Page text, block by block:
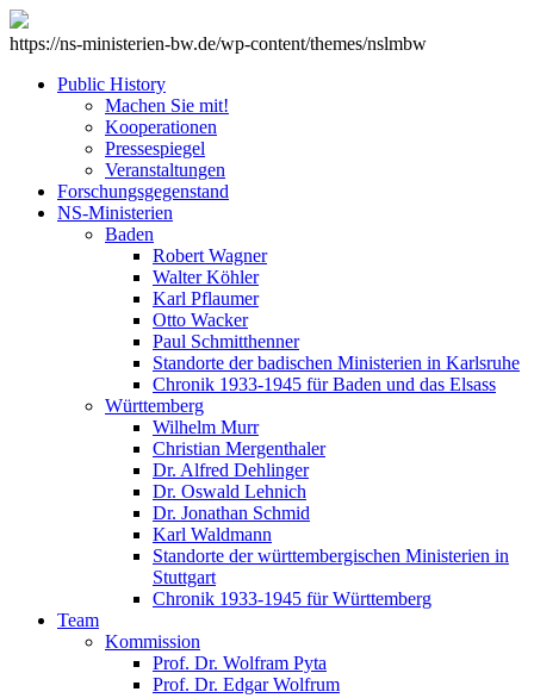
https://ns-ministerien-bw.de/wp-content/themes/nslmbw
Public History
Machen Sie mit!
Kooperationen
Pressespiegel
Veranstaltungen
Forschungsgegenstand
NS-Ministerien
Baden
Robert Wagner
Walter Köhler
Karl Pflaumer
Otto Wacker
Paul Schmitthenner
Standorte der badischen Ministerien in Karlsruhe
Chronik 1933-1945 für Baden und das Elsass
Württemberg
Wilhelm Murr
Christian Mergenthaler
Dr. Alfred Dehlinger
Dr. Oswald Lehnich
Dr. Jonathan Schmid
Karl Waldmann
Standorte der württembergischen Ministerien in
Stuttgart
Chronik 1933-1945 für Württemberg
Team
Kommission
Prof. Dr. Wolfram Pyta
Prof. Dr. Edgar Wolfrum